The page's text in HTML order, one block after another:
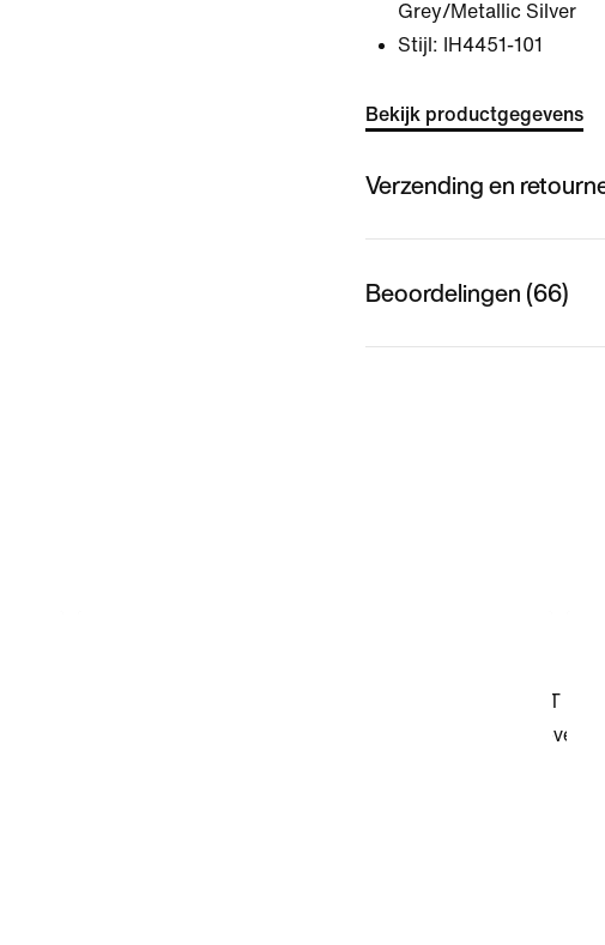
Grey/Metallic Silver
Stijl:
IH4451-101
Bekijk productgegevens
Verzending en
Beoordelingen (66)